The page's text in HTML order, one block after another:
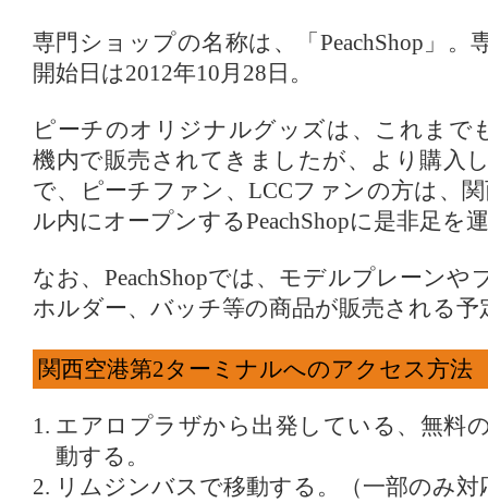
専門ショップの名称は、「PeachShop」。
開始日は2012年10月28日。
ピーチのオリジナルグッズは、これまで
機内で販売されてきましたが、より購入
で、ピーチファン、LCCファンの方は、
ル内にオープンするPeachShopに是非足を
なお、PeachShopでは、モデルプレーンや
ホルダー、バッチ等の商品が販売される予
関西空港第2ターミナルへのアクセス方法
エアロプラザから出発している、無料
動する。
リムジンバスで移動する。（一部のみ対